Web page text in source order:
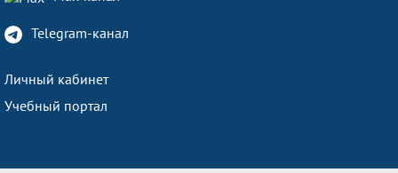
Telegram-канал
Личный кабинет
Учебный портал